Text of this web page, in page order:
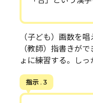
（子ども）画数を
（教師）指書きが
ょに練習する。しっ
指示 . 3